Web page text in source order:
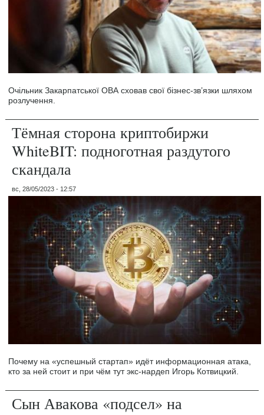
Очільник Закарпатської ОВА сховав свої бізнес-зв’язки шляхом
розлучення.
Тёмная сторона криптобиржи
WhiteBIT: подноготная раздутого
скандала
вс, 28/05/2023 - 12:57
Почему на «успешный стартап» идёт информационная атака,
кто за ней стоит и при чём тут экс-нардеп Игорь Котвицкий.
Сын Авакова «подсел» на